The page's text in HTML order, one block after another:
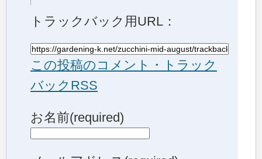
トラックバック用URL：
この投稿のコメント・トラック
バックRSS
お名前(required)